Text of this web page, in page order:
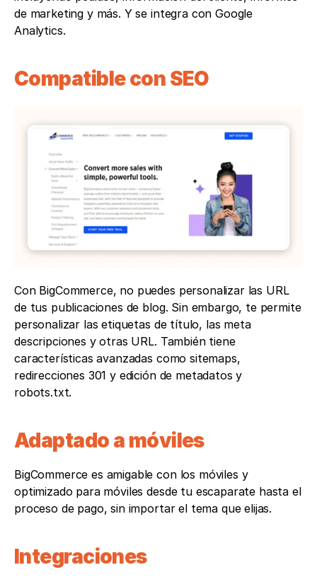
de marketing y más. Y se integra con Google
Analytics.
Compatible con SEO
Con BigCommerce, no puedes personalizar las URL
de tus publicaciones de blog. Sin embargo, te permite
personalizar las etiquetas de título, las meta
descripciones y otras URL. También tiene
características avanzadas como sitemaps,
redirecciones 301 y edición de metadatos y
robots.txt.
Adaptado a móviles
BigCommerce es amigable con los móviles y
optimizado para móviles desde tu escaparate hasta el
proceso de pago, sin importar el tema que elijas.
Integraciones